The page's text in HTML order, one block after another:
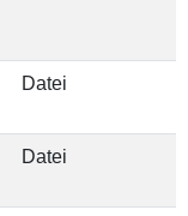
Datei
Datei